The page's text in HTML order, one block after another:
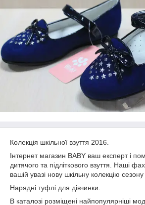
Колекція шкільної взуття 2016.
Інтернет магазин BABY ваш експерт і
дитячого та підліткового взуття. Наші
вашій увазі нову шкільну колекцію сезону
Нарядні туфлі для дівчинки.
В каталозі розміщені найпопулярніші